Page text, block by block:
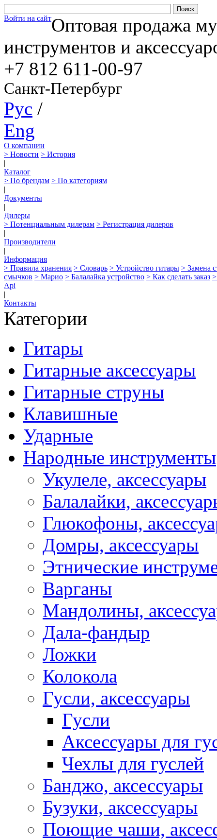
Войти на сайтОптовая продажа
инструментов и
+7 812 611-00-97
Санкт-Петербург
Рус /
Eng
О компании
> Новости > История
|
Каталог
> По брендам > По категориям
|
Документы
|
Дилеры
> Потенциальным дилерам > Регистрация дилеров
|
Производители
|
Информация
> Правила хранения > Словарь > Устройство гитары > Замена
смычков > Марио > Балалайка устройство > Как сделать заказ
Api
|
Контакты
Категории
Гитары
Гитарные аксессуары
Гитарные струны
Клавишные
Ударные
Народные инструменты
Укулеле, аксессуары
Балалайки,
Глюкофоны,
Домры, аксессуары
Этнические
Варганы
Мандолины,
Дала-фандыр
Ложки
Колокола
Гусли, аксессуары
Гусли
Аксессуары для
Чехлы для гуслей
Банджо, аксессуары
Бузуки, аксессуары
Поющие чаши,